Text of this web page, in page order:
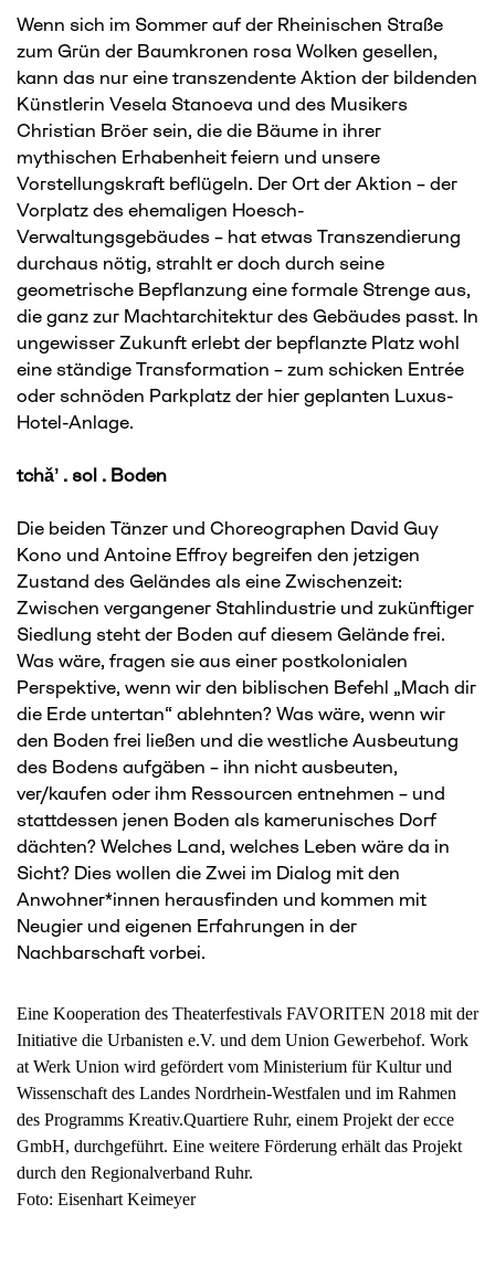
Wenn sich im Sommer auf der Rheinischen Straße
zum Grün der Baumkronen rosa Wolken gesellen,
kann das nur eine transzendente Aktion der bildenden
Künstlerin Vesela Stanoeva und des Musikers
Christian Bröer sein, die die Bäume in ihrer
mythischen Erhabenheit feiern und unsere
Vorstellungskraft beflügeln. Der Ort der Aktion – der
Vorplatz des ehemaligen Hoesch-
Verwaltungsgebäudes – hat etwas Transzendierung
durchaus nötig, strahlt er doch durch seine
geometrische Bepflanzung eine formale Strenge aus,
die ganz zur Machtarchitektur des Gebäudes passt. In
ungewisser Zukunft erlebt der bepflanzte Platz wohl
eine ständige Transformation – zum schicken Entrée
oder schnöden Parkplatz der hier geplanten Luxus-
Hotel-Anlage.
tchǎʼ . sol . Boden
Die beiden Tänzer und Choreographen David Guy
Kono und Antoine Effroy begreifen den jetzigen
Zustand des Geländes als eine Zwischenzeit:
Zwischen vergangener Stahlindustrie und zukünftiger
Siedlung steht der Boden auf diesem Gelände frei.
Was wäre, fragen sie aus einer postkolonialen
Perspektive, wenn wir den biblischen Befehl „Mach dir
die Erde untertan“ ablehnten? Was wäre, wenn wir
den Boden frei ließen und die westliche Ausbeutung
des Bodens aufgäben – ihn nicht ausbeuten,
ver/kaufen oder ihm Ressourcen entnehmen – und
stattdessen jenen Boden als kamerunisches Dorf
dächten? Welches Land, welches Leben wäre da in
Sicht? Dies wollen die Zwei im Dialog mit den
Anwohner*innen herausfinden und kommen mit
Neugier und eigenen Erfahrungen in der
Nachbarschaft vorbei.
Eine Kooperation des Theaterfestivals FAVORITEN 2018 mit der
Initiative die Urbanisten e.V. und dem Union Gewerbehof. Work
at Werk Union wird gefördert vom Ministerium für Kultur und
Wissenschaft des Landes Nordrhein-Westfalen und im Rahmen
des Programms Kreativ.Quartiere Ruhr, einem Projekt der ecce
GmbH, durchgeführt. Eine weitere Förderung erhält das Projekt
durch den Regionalverband Ruhr.
Foto: Eisenhart Keimeyer